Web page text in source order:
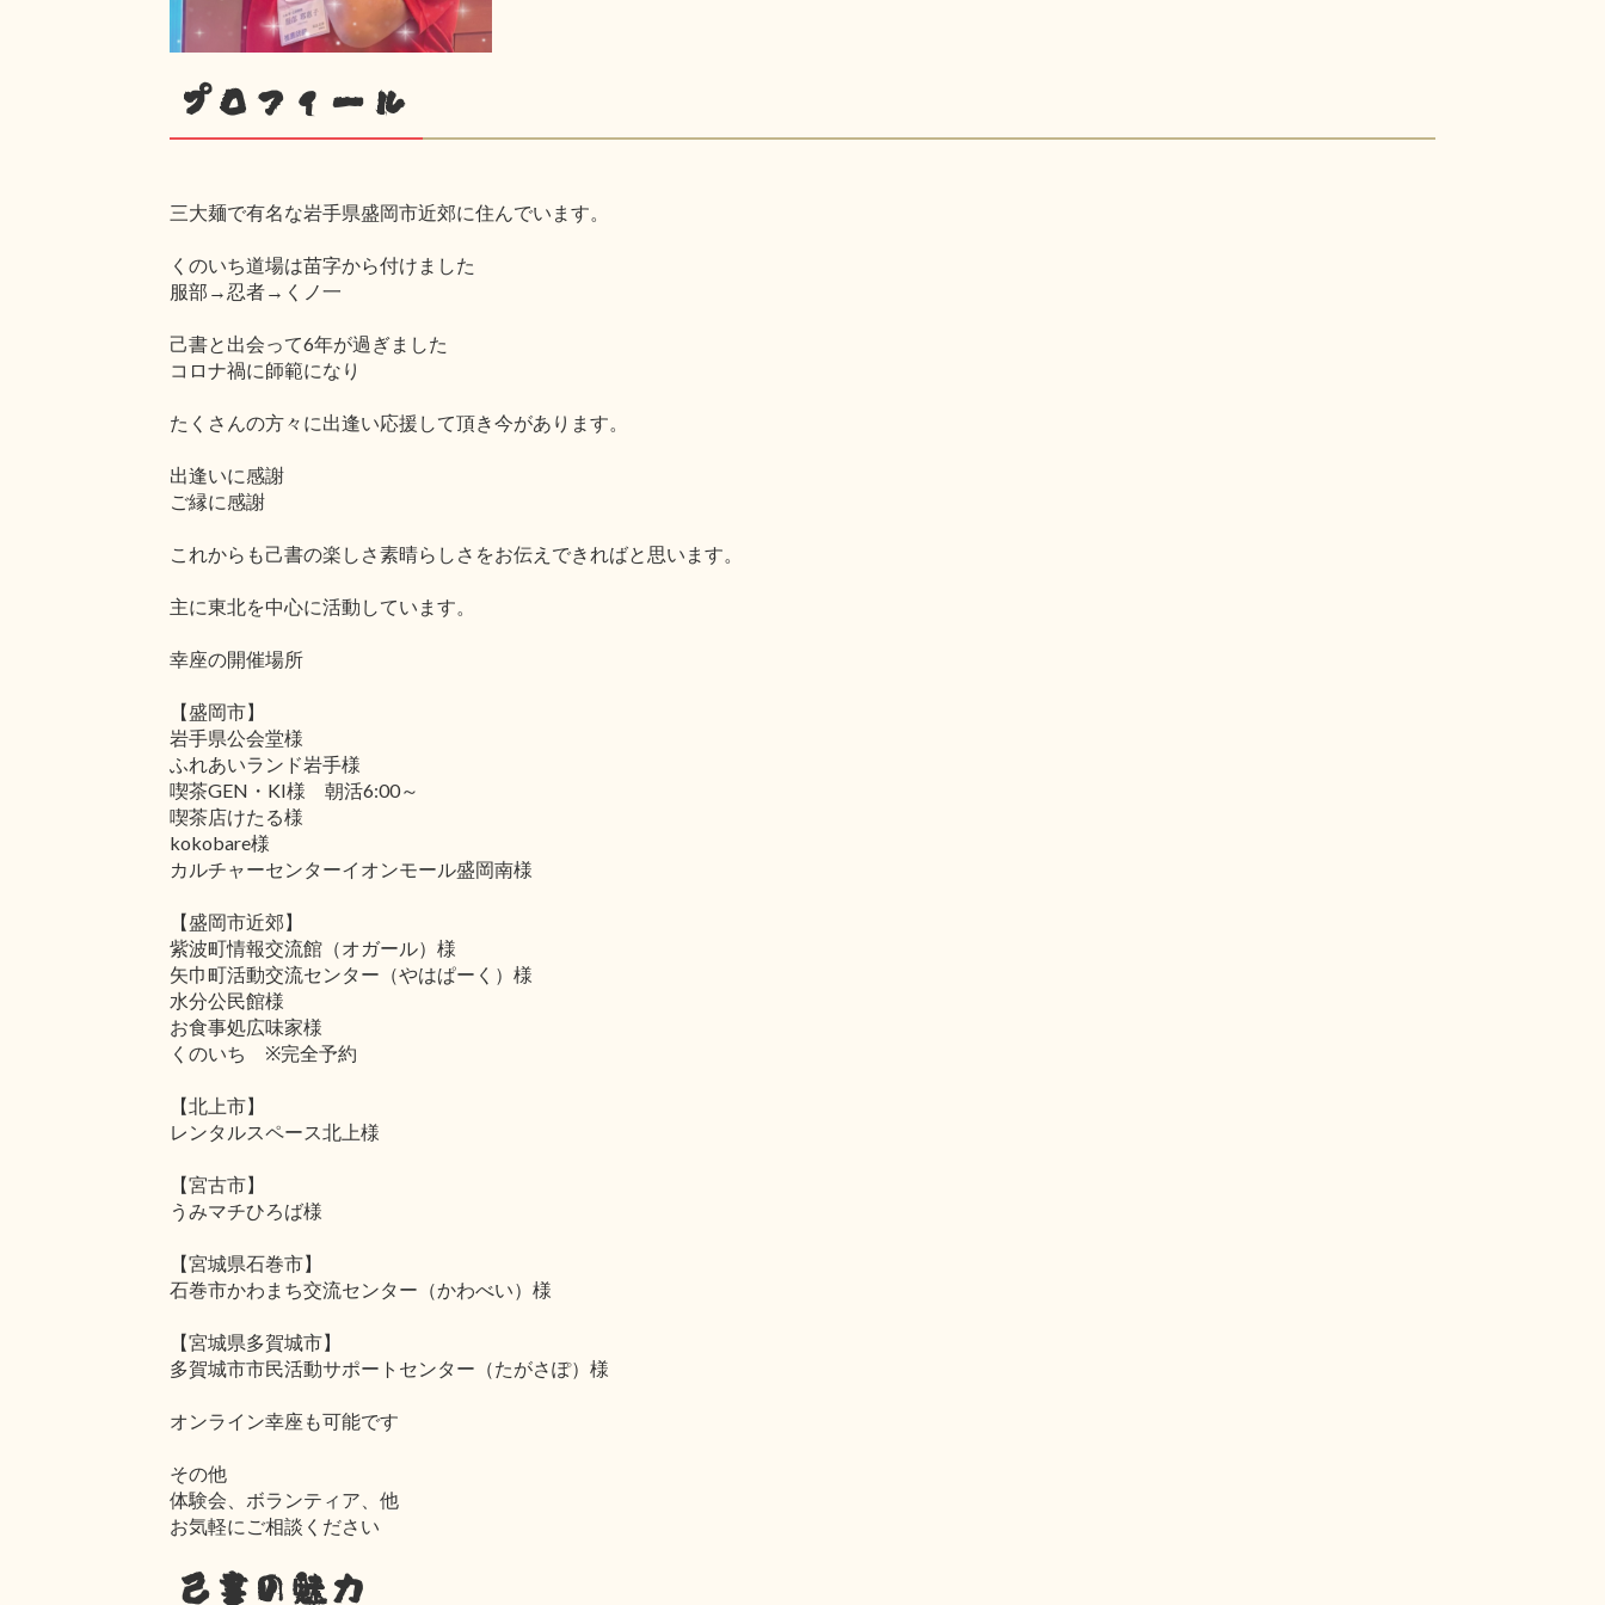
プロフィール
三大麺で有名な岩手県盛岡市近郊に住んでいます。
くのいち道場は苗字から付けました
服部→忍者→くノ一
己書と出会って6年が過ぎました
コロナ禍に師範になり
たくさんの方々に出逢い応援して頂き今があります。
出逢いに感謝
ご縁に感謝
これからも己書の楽しさ素晴らしさをお伝えできればと思います。
主に東北を中心に活動しています。
幸座の開催場所
【盛岡市】
岩手県公会堂様
ふれあいランド岩手様
喫茶GEN・KI様 朝活6:00～
喫茶店けたる様
kokobare様
カルチャーセンターイオンモール盛岡南様
【盛岡市近郊】
紫波町情報交流館（オガール）様
矢巾町活動交流センター（やはぱーく）様
水分公民館様
お食事処広味家様
くのいち ※完全予約
【北上市】
レンタルスペース北上様
【宮古市】
うみマチひろば様
【宮城県石巻市】
石巻市かわまち交流センター（かわべい）様
【宮城県多賀城市】
多賀城市市民活動サポートセンター（たがさぽ）様
オンライン幸座も可能です
その他
体験会、ボランティア、他
お気軽にご相談ください
己書の魅力